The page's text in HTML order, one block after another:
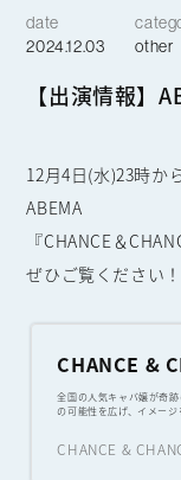
date
2024.12.03
other
【出演情報】
12月4日(水)23時か
ABEMA
『CHANCE＆
ぜひご覧ください！
CHANCE &
全国の人気キャバ嬢が奇
の可能性を広げ、イメージ
CHANCE &